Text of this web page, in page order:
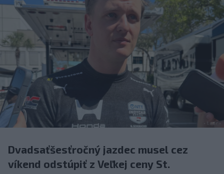
Dvadsaťšesťročný jazdec musel cez
víkend odstúpiť z Veľkej ceny St.